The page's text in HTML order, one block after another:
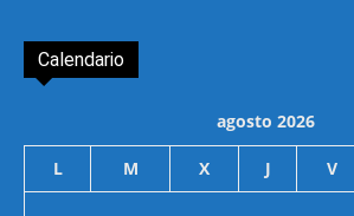
Calendario
agosto 2026
L M X J V